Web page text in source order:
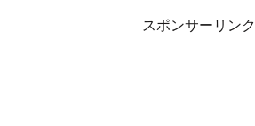
スポンサーリンク